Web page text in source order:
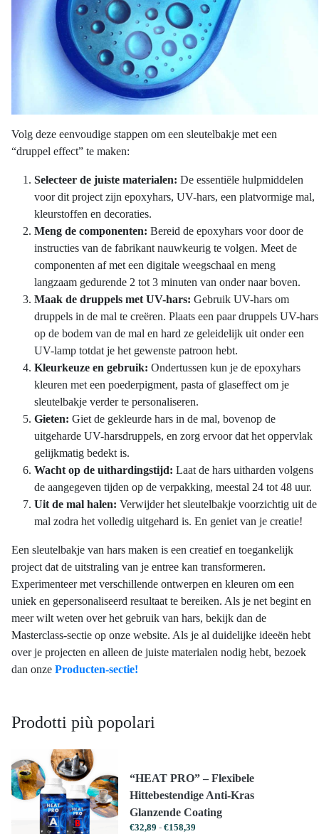
Volg deze eenvoudige stappen om een sleutelbakje met een
“druppel effect” te maken:
Selecteer de juiste materialen: De essentiële hulpmiddelen
voor dit project zijn epoxyhars, UV-hars, een platvormige mal,
kleurstoffen en decoraties.
Meng de componenten: Bereid de epoxyhars voor door de
instructies van de fabrikant nauwkeurig te volgen. Meet de
componenten af met een digitale weegschaal en meng
langzaam gedurende 2 tot 3 minuten van onder naar boven.
Maak de druppels met UV-hars: Gebruik UV-hars om
druppels in de mal te creëren. Plaats een paar druppels UV-hars
op de bodem van de mal en hard ze geleidelijk uit onder een
UV-lamp totdat je het gewenste patroon hebt.
Kleurkeuze en gebruik: Ondertussen kun je de epoxyhars
kleuren met een poederpigment, pasta of glaseffect om je
sleutelbakje verder te personaliseren.
Gieten: Giet de gekleurde hars in de mal, bovenop de
uitgeharde UV-harsdruppels, en zorg ervoor dat het oppervlak
gelijkmatig bedekt is.
Wacht op de uithardingstijd: Laat de hars uitharden volgens
de aangegeven tijden op de verpakking, meestal 24 tot 48 uur.
Uit de mal halen: Verwijder het sleutelbakje voorzichtig uit de
mal zodra het volledig uitgehard is. En geniet van je creatie!
Een sleutelbakje van hars maken is een creatief en toegankelijk
project dat de uitstraling van je entree kan transformeren.
Experimenteer met verschillende ontwerpen en kleuren om een
uniek en gepersonaliseerd resultaat te bereiken. Als je net begint en
meer wilt weten over het gebruik van hars, bekijk dan de
Masterclass-sectie op onze website. Als je al duidelijke ideeën hebt
over je projecten en alleen de juiste materialen nodig hebt, bezoek
dan onze Producten-sectie!
Prodotti più popolari
“HEAT PRO” – Flexibele
Hittebestendige Anti-Kras
Glanzende Coating
€32,89 - €158,39